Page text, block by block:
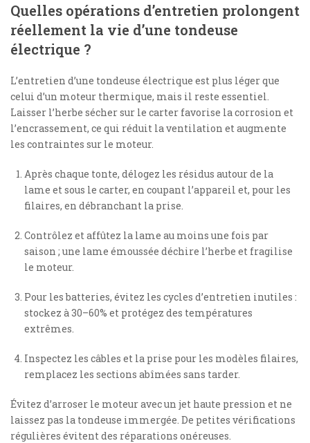
Quelles opérations d’entretien prolongent
réellement la vie d’une tondeuse
électrique ?
L’entretien d’une tondeuse électrique est plus léger que
celui d’un moteur thermique, mais il reste essentiel.
Laisser l’herbe sécher sur le carter favorise la corrosion et
l’encrassement, ce qui réduit la ventilation et augmente
les contraintes sur le moteur.
Après chaque tonte, délogez les résidus autour de la
lame et sous le carter, en coupant l’appareil et, pour les
filaires, en débranchant la prise.
Contrôlez et affûtez la lame au moins une fois par
saison ; une lame émoussée déchire l’herbe et fragilise
le moteur.
Pour les batteries, évitez les cycles d’entretien inutiles :
stockez à 30–60% et protégez des températures
extrêmes.
Inspectez les câbles et la prise pour les modèles filaires,
remplacez les sections abîmées sans tarder.
Évitez d’arroser le moteur avec un jet haute pression et ne
laissez pas la tondeuse immergée. De petites vérifications
régulières évitent des réparations onéreuses.